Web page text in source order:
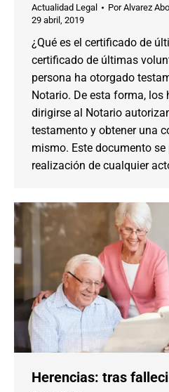
Actualidad Legal PorAlvarez
29 abril, 2019
¿Qué es el certificado de
certificado de últimas
persona ha otorgado
Notario. De esta forma, los
dirigirse al Notario
testamento y obtener una
mismo. Este documento
realización de cualquier
Herencias: tras